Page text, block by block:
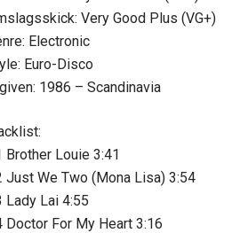
Very Good Plus (VG+)
Electronic
Euro-Disco
1986 – Scandinavia
Brother Louie 3:41
Just We Two (Mona Lisa) 3:54
Lady Lai 4:55
Doctor For My Heart 3:16